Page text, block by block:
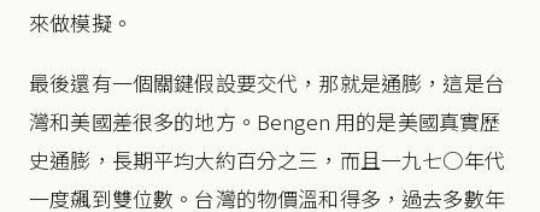
來做模擬。
最後還有一個關鍵假設要交代，那就是通膨，這是台
灣和美國差很多的地方。Bengen 用的是美國真實歷
史通膨，長期平均大約百分之三，而且一九七○年代
一度飆到雙位數。台灣的物價溫和得多，過去多數年